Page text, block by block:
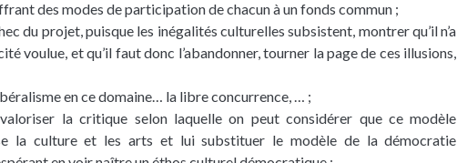
des modes de participation de chacun à un fonds commun ;
du projet, puisque les inégalités culturelles subsistent, montrer qu’il n’a
voulue, et qu’il faut donc l’abandonner, tourner la page de ces illusions,
en ce domaine… la libre concurrence, … ;
la critique selon laquelle on peut considérer que ce modèle
la culture et les arts et lui substituer le modèle de la démocratie